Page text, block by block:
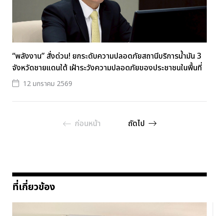
“พลังงาน” สั่งด่วน! ยกระดับความปลอดภัยสถานีบริการน้ำมัน 3
จังหวัดชายแดนใต้ เฝ้าระวังความปลอดภัยของประชาชนในพื้นที่
12 มกราคม 2569
ก่อนหน้า ถัดไป
ที่เกี่ยวข้อง